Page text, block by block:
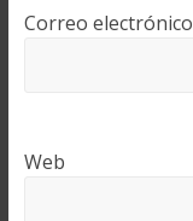
Correo electrónico
Web